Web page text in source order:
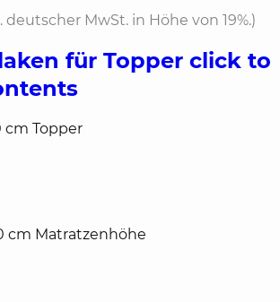
deutscher MwSt. in Höhe von 19%.)
für Topper click to
cm Topper
cm Matratzenhöhe